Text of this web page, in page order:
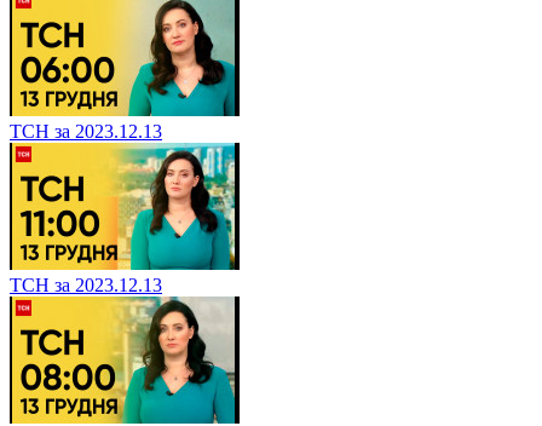
ТСН за 2023.12.13
ТСН за 2023.12.13